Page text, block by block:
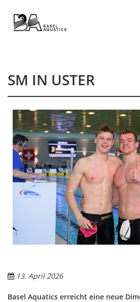
SM IN USTER
13. April 2026
Basel Aquatics erreicht eine neue